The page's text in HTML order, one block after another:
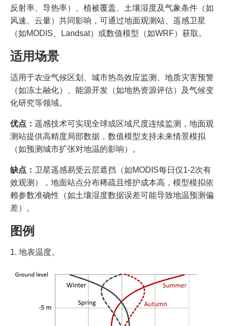
反射率、导热率）、植被覆盖、土壤湿度及气象条件（如
风速、云量）共同影响，可通过地面观测站、遥感卫星
（如MODIS、Landsat）或数值模型（如WRF）获取。
适用场景
适用于农业气候区划、城市热岛效应监测、地质灾害预警
（如冻土融化）、能源开发（如地热资源评估）及气候变
化研究等领域。
优点： 遥感技术可实现全球或区域尺度连续监测，地面观
测站提供高精度局部数据，数值模型支持未来情景模拟
（如预测城市扩张对地温的影响）。
缺点： 卫星遥感易受云层遮挡（如MODIS每日仅1-2次有
效观测），地面站点分布稀疏且维护成本高，模型模拟依
赖参数准确性（如土壤湿度数据误差可能导致地温预测偏
差）。
图例
1. 地表温度。